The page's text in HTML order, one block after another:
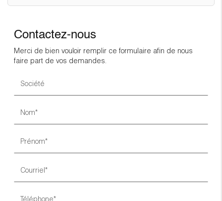
Contactez-nous
Merci de bien vouloir remplir ce formulaire afin de nous
faire part de vos demandes.